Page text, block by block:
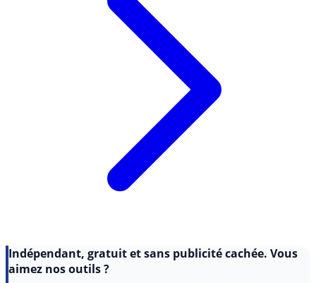
Indépendant, gratuit et sans publicité cachée. Vous